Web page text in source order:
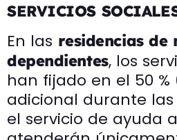
SERVICIOS
En las residencias de
dependientes, los
han fijado en el 50 %
adicional durante
el servicio de ayuda